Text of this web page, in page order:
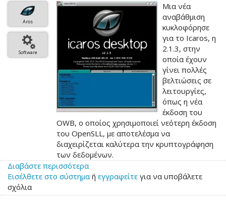
Aros
Software
Μια νέα
αναβάθμιση
κυκλοφόρησε
για το Icaros, η
2.1.3, στην
οποία έχουν
γίνει πολλές
βελτιώσεις σε
λειτουργίες,
όπως η νέα
έκδοση του
OWB, ο οποίος χρησιμοποιεί νεότερη έκδοση
του OpenSLL, με αποτελέσμα να
διαχειρίζεται καλύτερα την κρυπτογράφηση
των δεδομένων.
Διαβάστε περισσότερα
το
Desktop
Εισέλθετε στο σύστημα ή εγγραφείτε για να υποβάλετε
σχόλια